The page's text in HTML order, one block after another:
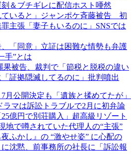
＆ブチギレに配信ホスト唖然
ていると」ジャンポケ斉藤被告 初
主張「妻子もいるのに」SNSでは
「同意」立証は困難な情勢も弁護
手”とは
果被告、裁判で「節税と脱税の違い
証拠隠滅してるのに」批判噴出
月公開決定も「遺族と揉めてたが」
マは訴訟トラブルで2月に初弁論
億円で別荘購入」超高級リゾート
地で噂されていた代理人の“主張”
ふかし』の “激やせ姿” に心配の
沈黙、前事務所の社長に「訴訟報